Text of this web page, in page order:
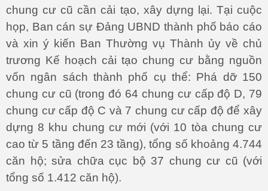
chung cư cũ cần cải tạo, xây dựng lại. Tại cuộc
họp, Ban cán sự Đảng UBND thành phố báo cáo
và xin ý kiến Ban Thường vụ Thành ủy về chủ
trương Kế hoạch cải tạo chung cư bằng nguồn
vốn ngân sách thành phố cụ thể: Phá dỡ 150
chung cư cũ (trong đó 64 chung cư cấp độ D, 79
chung cư cấp độ C và 7 chung cư cấp độ để xây
dựng 8 khu chung cư mới (với 10 tòa chung cư
cao từ 5 tầng đến 23 tầng), tổng số khoảng 4.744
căn hộ; sửa chữa cục bộ 37 chung cư cũ (với
tổng số 1.412 căn hộ).